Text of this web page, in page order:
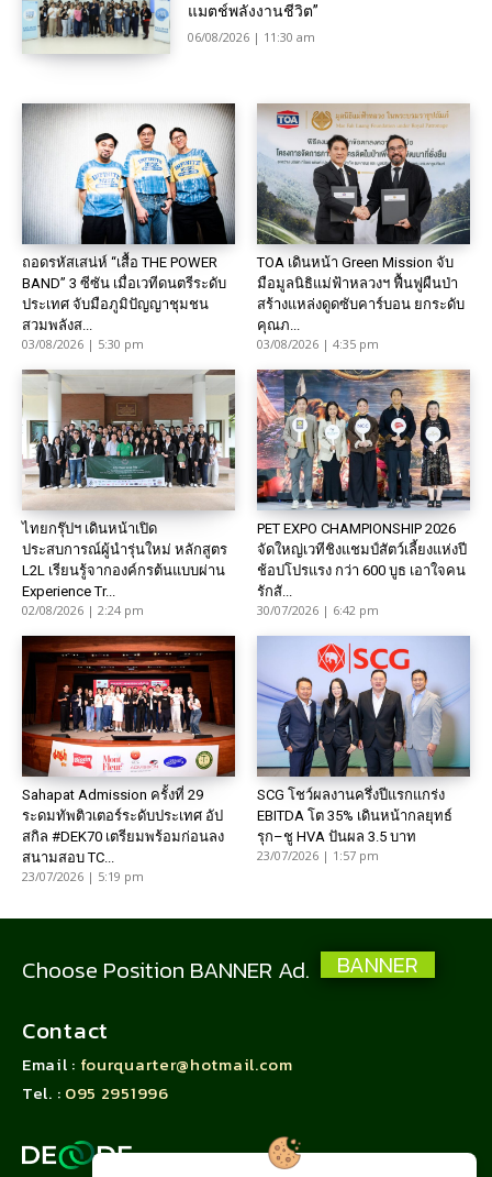
แมตช์พลังงานชีวิต”
06/08/2026 | 11:30 am
ถอดรหัสเสน่ห์ “เสื้อ THE POWER
BAND” 3 ซีซัน เมื่อเวทีดนตรีระดับ
ประเทศ จับมือภูมิปัญญาชุมชน
สวมพลังส...
03/08/2026 | 5:30 pm
TOA เดินหน้า Green Mission จับ
มือมูลนิธิแม่ฟ้าหลวงฯ ฟื้นฟูผืนป่า
สร้างแหล่งดูดซับคาร์บอน ยกระดับ
คุณภ...
03/08/2026 | 4:35 pm
ไทยกรุ๊ปฯ เดินหน้าเปิด
ประสบการณ์ผู้นำรุ่นใหม่ หลักสูตร
L2L เรียนรู้จากองค์กรต้นแบบผ่าน
Experience Tr...
02/08/2026 | 2:24 pm
PET EXPO CHAMPIONSHIP 2026
จัดใหญ่เวทีชิงแชมป์สัตว์เลี้ยงแห่งปี
ช้อปโปรแรง กว่า 600 บูธ เอาใจคน
รักสั...
30/07/2026 | 6:42 pm
Sahapat Admission ครั้งที่ 29
ระดมทัพติวเตอร์ระดับประเทศ อัป
สกิล #DEK70 เตรียมพร้อมก่อนลง
สนามสอบ TC...
23/07/2026 | 5:19 pm
SCG โชว์ผลงานครึ่งปีแรกแกร่ง
EBITDA โต 35% เดินหน้ากลยุทธ์
รุก–ชู HVA ปันผล 3.5 บาท
23/07/2026 | 1:57 pm
Choose Position BANNER Ad. BANNER
Contact
Email : fourquarter@hotmail.com
Tel. : 095 2951996